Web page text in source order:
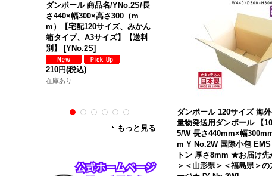
ダンボール 商品名/YNo.2S/長
さ440×幅300×高さ300（m
m）【宅配120サイズ、みかん
箱タイプ、A3サイズ】【送料
別】
[YNo.2S]
210円(税込)
在庫あり
ダンボール 商品名/Y No.2W/
長さ440mm×幅300×高さ300
（mm）【宅配120サイズ、海
外発送用・重量物発送用、ダ
ブルカートン（K5/W）、厚さ
8mm】【送料別】 [Y No.2W]
(税込)
もっと見る
ダンボール 120サイズ 海
量物発送用ダンボール 【
5/W 長さ440mm×幅
m Y No.2W 国際小包
トン 厚さ8mm ★お届け先
＞＜山形県＞＜福島県＞